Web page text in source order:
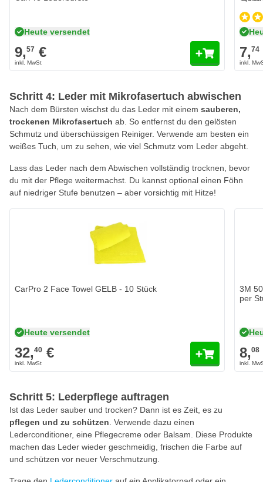
Heute versendet
9,57 € 7,74
Schritt 4: Leder mit Mikrofasertuch abwischen
Nach dem Bürsten wischst du das Leder mit einem sauberen,
trockenen Mikrofasertuch ab. So entfernst du den gelösten
Schmutz und überschüssigen Reiniger. Verwende am besten ein
weißes Tuch, um zu sehen, wie viel Schmutz vom Leder abgeht.
Lass das Leder nach dem Abwischen vollständig trocknen, bevor
du mit der Pflege weitermachst. Du kannst optional einen Föhn
auf niedriger Stufe benutzen – aber vorsichtig mit Hitze!
CarPro 2 Face Towel GELB - 10 Stück
Heute versendet
32,40 €
3M
per
8,08
Schritt 5: Lederpflege auftragen
Ist das Leder sauber und trocken? Dann ist es Zeit, es zu
pflegen und zu schützen . Verwende dazu einen
Lederconditioner, eine Pflegecreme oder Balsam. Diese Produkte
machen das Leder wieder geschmeidig, frischen die Farbe auf
und schützen vor neuer Verschmutzung.